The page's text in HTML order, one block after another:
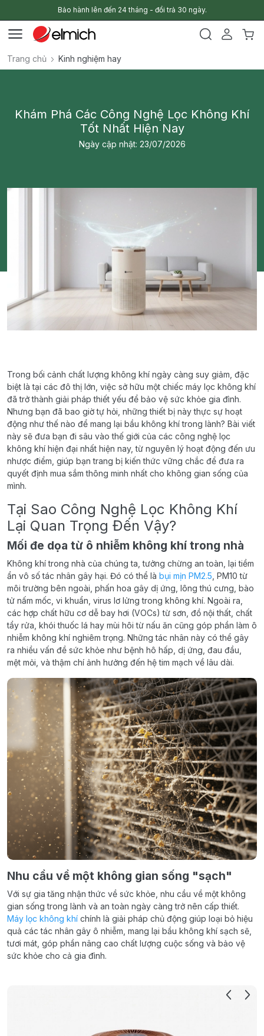
Bảo hành lên đến 24 tháng - đổi trả 30 ngày.
Trang chủ Kinh nghiệm hay
Khám Phá Các Công Nghệ Lọc Không Khí
Tốt Nhất Hiện Nay
Ngày cập nhật: 23/07/2026
Trong bối cảnh chất lượng không khí ngày càng suy giảm, đặc
biệt là tại các đô thị lớn, việc sở hữu một chiếc máy lọc không khí
đã trở thành giải pháp thiết yếu để bảo vệ sức khỏe gia đình.
Nhưng bạn đã bao giờ tự hỏi, những thiết bị này thực sự hoạt
động như thế nào để mang lại bầu không khí trong lành? Bài viết
này sẽ đưa bạn đi sâu vào thế giới của các công nghệ lọc
không khí hiện đại nhất hiện nay, từ nguyên lý hoạt động đến ưu
nhược điểm, giúp bạn trang bị kiến thức vững chắc để đưa ra
quyết định mua sắm thông minh nhất cho không gian sống của
mình.
Tại Sao Công Nghệ Lọc Không Khí
Lại Quan Trọng Đến Vậy?
Mối đe dọa từ ô nhiễm không khí trong nhà
Không khí trong nhà của chúng ta, tưởng chừng an toàn, lại tiềm
ẩn vô số tác nhân gây hại. Đó có thể là bụi mịn PM2.5 , PM10 từ
môi trường bên ngoài, phấn hoa gây dị ứng, lông thú cưng, bào
tử nấm mốc, vi khuẩn, virus lơ lửng trong không khí. Ngoài ra,
các hợp chất hữu cơ dễ bay hơi (VOCs) từ sơn, đồ nội thất, chất
tẩy rửa, khói thuốc lá hay mùi hôi từ nấu ăn cũng góp phần làm ô
nhiễm không khí nghiêm trọng. Những tác nhân này có thể gây
ra nhiều vấn đề sức khỏe như bệnh hô hấp, dị ứng, đau đầu,
mệt mỏi, và thậm chí ảnh hưởng đến hệ tim mạch về lâu dài.
Nhu cầu về một không gian sống "sạch"
Với sự gia tăng nhận thức về sức khỏe, nhu cầu về một không
gian sống trong lành và an toàn ngày càng trở nên cấp thiết.
Máy lọc không khí chính là giải pháp chủ động giúp loại bỏ hiệu
quả các tác nhân gây ô nhiễm, mang lại bầu không khí sạch sẽ,
tươi mát, góp phần nâng cao chất lượng cuộc sống và bảo vệ
sức khỏe cho cả gia đình.